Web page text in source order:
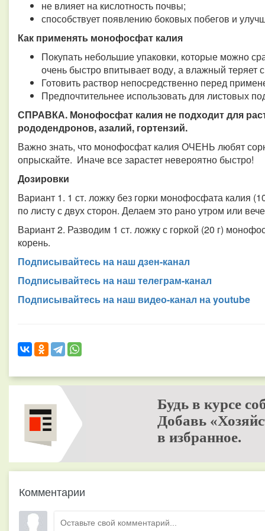
не влияет на кислотность почвы;
способствует появлению боковых побегов и
Как применять монофосфат калия
Покупать небольшие упаковки, которые можно
очень быстро впитывает воду, а влажный теряет
Готовить раствор непосредственно перед
Предпочтительнее использовать для листовых
СПРАВКА. Монофосфат калия не подходит для
рододендронов, азалий, гортензий.
Важно знать, что монофосфат калия ОЧЕНЬ любят
опрыскайте. Иначе все зарастет невероятно быстро!
Дозировки
Вариант 1. 1 ст. ложку без горки монофосфата калия
по листу с двух сторон. Делаем это рано утром или
Вариант 2. Разводим 1 ст. ложку с горкой (20 г)
корень.
Подписывайтесь на наш дзен-канал
Подписывайтесь на наш телеграм-канал
Подписывайтесь на наш видео-канал на youtube
Будь в курсе
Добавь
в избранное.
Комментарии